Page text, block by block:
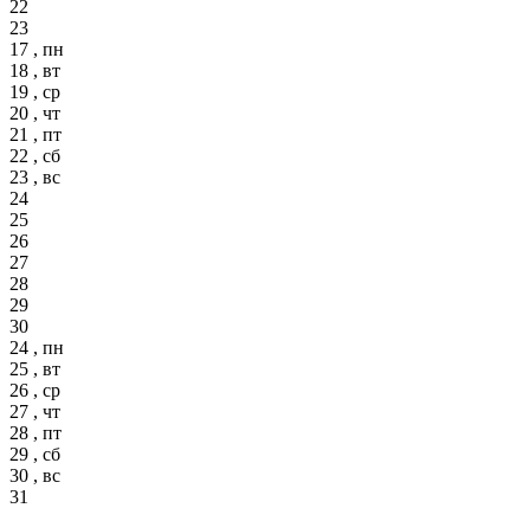
22
23
17 , пн
18 , вт
19 , ср
20 , чт
21 , пт
22 , сб
23 , вс
24
25
26
27
28
29
30
24 , пн
25 , вт
26 , ср
27 , чт
28 , пт
29 , сб
30 , вс
31